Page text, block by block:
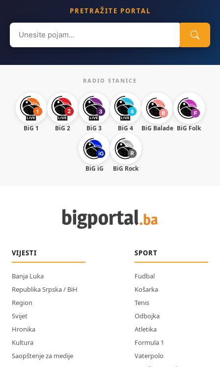
PRETRAŽITE PORTAL
Search
for:
RADIO STANICE
BiG 1 BiG 2 BiG 3 BiG 4 BiG Balade BiG Folk
BiG iG BiG Rock
VIJESTI
Banja Luka
Republika Srpska / BiH
Region
Svijet
Hronika
Kultura
Saopštenje za medije
SPORT
Fudbal
Košarka
Tenis
Odbojka
Atletika
Formula 1
Vaterpolo